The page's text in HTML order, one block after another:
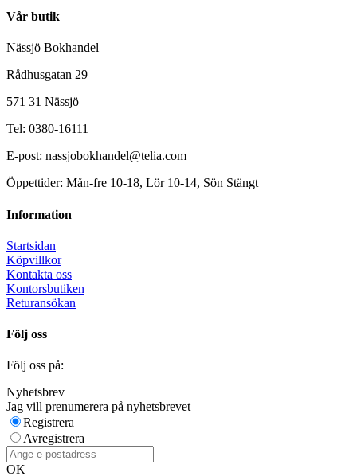
Vår butik
Nässjö Bokhandel
Rådhusgatan 29
571 31 Nässjö
Tel: 0380-16111
E-post: nassjobokhandel@telia.com
Öppettider: Mån-fre 10-18, Lör 10-14, Sön Stängt
Information
Startsidan
Köpvillkor
Kontakta oss
Kontorsbutiken
Returansökan
Följ oss
Följ oss på:
Nyhetsbrev
Jag vill prenumerera på nyhetsbrevet
Registrera
Avregistrera
OK